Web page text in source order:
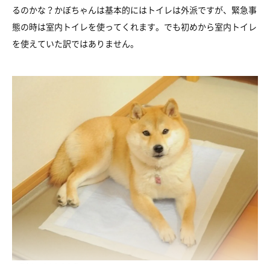
るのかな？かぼちゃんは基本的にはトイレは外派ですが、緊急事
態の時は室内トイレを使ってくれます。でも初めから室内トイレ
を使えていた訳ではありません。